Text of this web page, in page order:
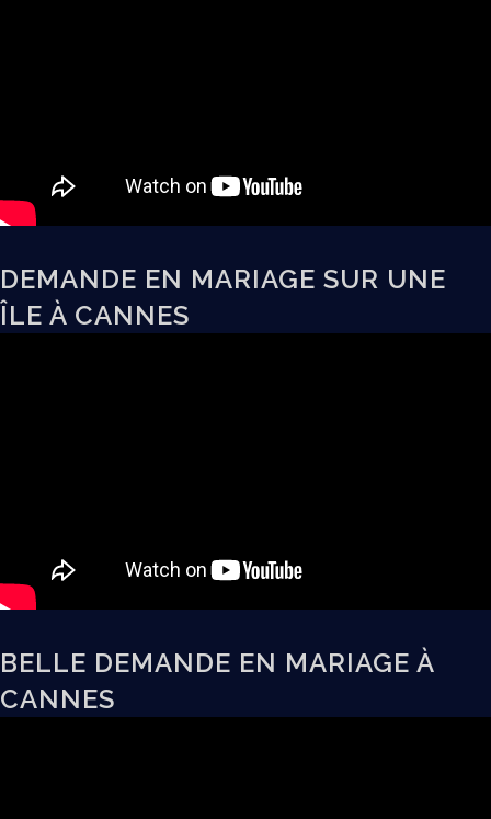
DEMANDE EN MARIAGE SUR UNE
ÎLE À CANNES
BELLE DEMANDE EN MARIAGE À
CANNES